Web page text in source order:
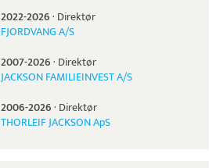
2022-2026· Direktør
FJORDVANG A/S
2007-2026· Direktør
JACKSON FAMILIEINVEST A/S
2006-2026· Direktør
THORLEIF JACKSON ApS